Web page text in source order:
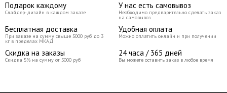
Подарок каждому
Слайдер-дизайн в каждом заказе
У нас есть самовывоз
Необходимо предварительно сделать заказ
на самовывоз
Бесплатная доставка
При заказе на сумму свыше 5000 руб до 3
кг в пределах МКАД
Удобная оплата
Можно оплатить онлайн и при получении
Скидка на заказы
Скидка 5% на сумму от 5000 руб
24 часа / 365 дней
Вы можете оставить заказ в любое время